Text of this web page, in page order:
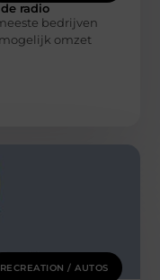
radio
bedrijven
omzet
RECREATION / AUTOS